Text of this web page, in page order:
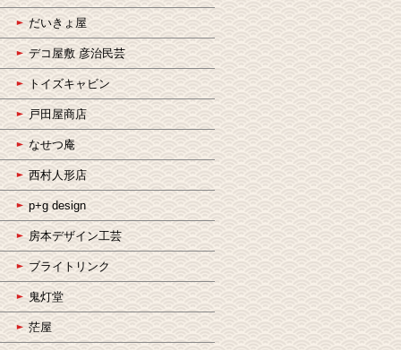
だいきょ屋
デコ屋敷 彦治民芸
トイズキャビン
戸田屋商店
なせつ庵
西村人形店
p+g design
房本デザイン工芸
ブライトリンク
鬼灯堂
茫屋